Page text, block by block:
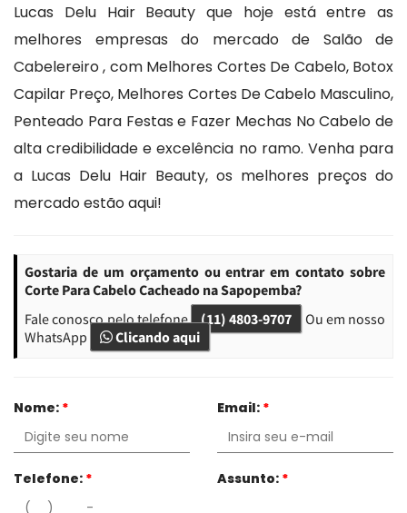
Lucas Delu Hair Beauty que hoje está entre as
melhores empresas do mercado de Salão de
Cabelereiro , com Melhores Cortes De Cabelo, Botox
Capilar Preço, Melhores Cortes De Cabelo Masculino,
Penteado Para Festas e Fazer Mechas No Cabelo de
alta credibilidade e excelência no ramo. Venha para
a Lucas Delu Hair Beauty, os melhores preços do
mercado estão aqui!
Gostaria de um orçamento ou entrar em contato sobre
Corte Para Cabelo Cacheado na Sapopemba?
Fale conosco pelo telefone (11) 4803-9707
Ou em nosso
WhatsApp
Clicando aqui
Nome: * Email: *
Telefone: * Assunto: *